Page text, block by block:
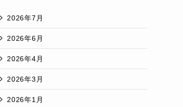
2026年7月
2026年6月
2026年4月
2026年3月
2026年1月